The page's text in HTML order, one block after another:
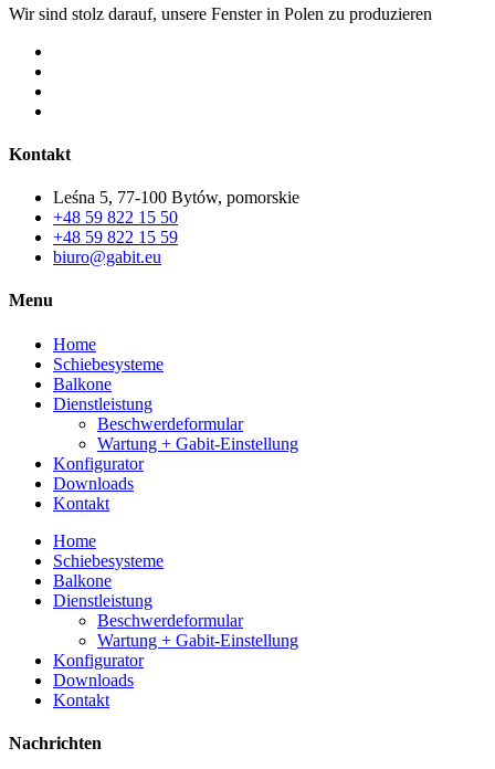
Wir sind stolz darauf, unsere Fenster in Polen zu produzieren
Kontakt
Leśna 5, 77-100 Bytów, pomorskie
+48 59 822 15 50
+48 59 822 15 59
biuro@gabit.eu
Menu
Home
Schiebesysteme
Balkone
Dienstleistung
Beschwerdeformular
Wartung + Gabit-Einstellung
Konfigurator
Downloads
Kontakt
Home
Schiebesysteme
Balkone
Dienstleistung
Beschwerdeformular
Wartung + Gabit-Einstellung
Konfigurator
Downloads
Kontakt
Nachrichten